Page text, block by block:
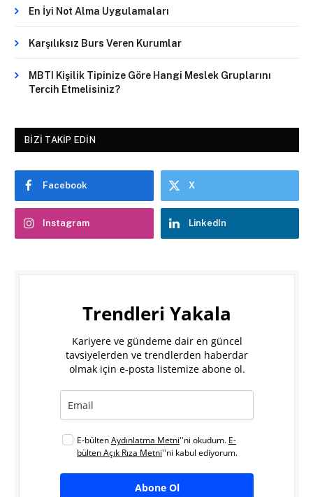
En İyi Not Alma Uygulamaları
Karşılıksız Burs Veren Kurumlar
MBTI Kişilik Tipinize Göre Hangi Meslek Gruplarını
Tercih Etmelisiniz?
BIZI TAKIP EDIN
Facebook X
Instagram LinkedIn
Trendleri Yakala
Kariyere ve gündeme dair en güncel
tavsiyelerden ve trendlerden haberdar
olmak için e-posta listemize abone ol.
E-bültenAydınlatma Metni''ni okudum. E-
bülten Açık Rıza Metni''ni kabul ediyorum.
Abone Ol